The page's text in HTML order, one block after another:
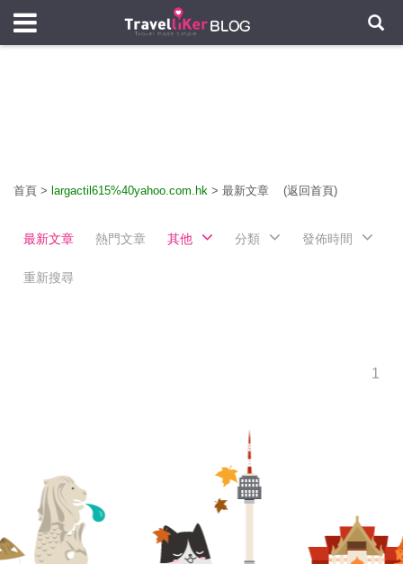
首頁 > largactil615%40yahoo.com.hk > 最新文章 (返回首頁)
最新文章 熱門文章 其他 分類 發佈時間
重新搜尋
1